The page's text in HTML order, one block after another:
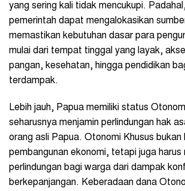
yang sering kali tidak mencukupi.
pemerintah dapat mengalokasikan
memastikan kebutuhan dasar para
mulai dari tempat tinggal yang layak,
pangan, kesehatan, hingga pendidikan
terdampak.
Lebih jauh, Papua memiliki status
seharusnya menjamin perlindungan hak
orang asli Papua. Otonomi Khusus bukan
pembangunan ekonomi, tetapi juga harus
perlindungan bagi warga dari dampak
berkepanjangan. Keberadaan dana